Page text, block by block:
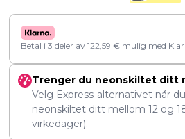
Betal i 3 deler av 122,59 € mulig med
Trenger du neonskiltet ditt
Velg Express-alternativet når
neonskiltet ditt mellom 12 og
virkedager).